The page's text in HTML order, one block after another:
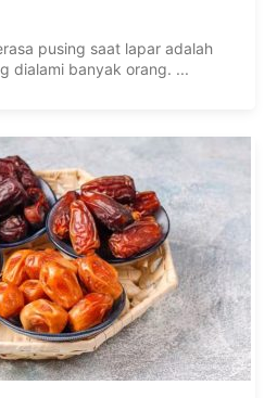
pusing saat lapar adalah
dialami banyak orang. ...